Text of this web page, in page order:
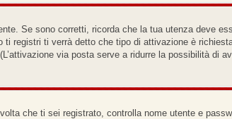
Se sono corretti, ricorda che la tua utenza deve
ti registri ti verrà detto che tipo di attivazione è
via posta serve a ridurre la possibilità di
che ti sei registrato, controlla nome utente e